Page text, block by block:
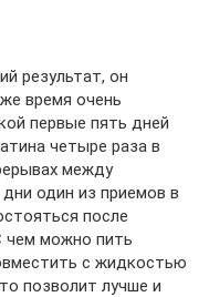
результат, он
время очень
первые пять дней
четыре раза в
между
один из приемов в
после
чем можно пить
с жидкостью
позволит лучше и